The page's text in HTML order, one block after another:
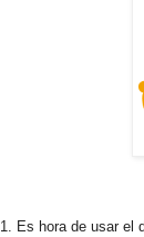
1. Es hora de usar el